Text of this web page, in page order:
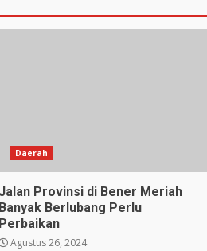
Daerah
Jalan Provinsi di Bener Meriah
Banyak Berlubang Perlu
Perbaikan
Agustus 26, 2024